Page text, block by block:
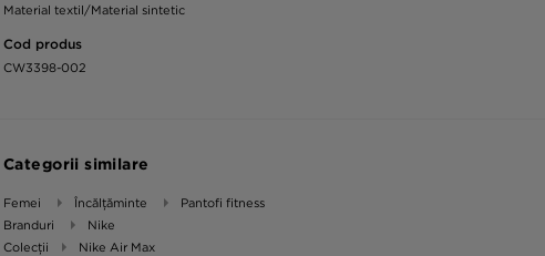
Material textil/Material sintetic
Cod produs
CW3398-002
Categorii similare
Femei Încălțăminte
Pantofi fitness
Branduri
Nike
Colecții
Nike Air Max